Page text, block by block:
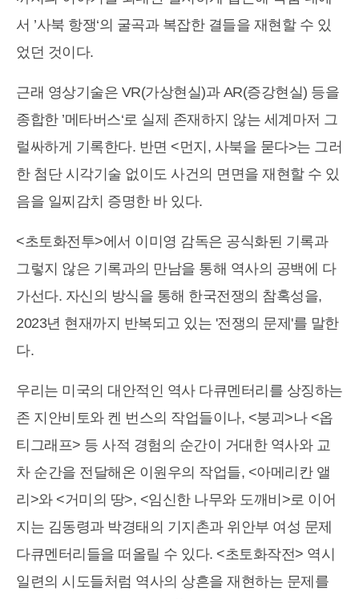
서 ’사북 항쟁‘의 굴곡과 복잡한 결들을 재현할 수 있
었던 것이다.
근래 영상기술은 VR(가상현실)과 AR(증강현실) 등을
종합한 ’메타버스‘로 실제 존재하지 않는 세계마저 그
럴싸하게 기록한다. 반면 <먼지, 사북을 묻다>는 그러
한 첨단 시각기술 없이도 사건의 면면을 재현할 수 있
음을 일찌감치 증명한 바 있다.
<초토화전투>에서 이미영 감독은 공식화된 기록과
그렇지 않은 기록과의 만남을 통해 역사의 공백에 다
가선다. 자신의 방식을 통해 한국전쟁의 참혹성을,
2023년 현재까지 반복되고 있는 '전쟁의 문제'를 말한
다.
우리는 미국의 대안적인 역사 다큐멘터리를 상징하는
존 지안비토와 켄 번스의 작업들이나, <붕괴>나 <옵
티그래프> 등 사적 경험의 순간이 거대한 역사와 교
차 순간을 전달해온 이원우의 작업들, <아메리칸 앨
리>와 <거미의 땅>, <임신한 나무와 도깨비>로 이어
지는 김동령과 박경태의 기지촌과 위안부 여성 문제
다큐멘터리들을 떠올릴 수 있다. <초토화작전> 역시
일련의 시도들처럼 역사의 상흔을 재현하는 문제를